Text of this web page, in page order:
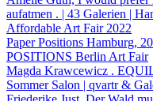
aufatmen . | 43 Galerien |
Affordable Art Fair 2022
Paper Positions Hamburg,
POSITIONS Berlin Art Fair
Magda Krawcewicz .
Sommer Salon | qvartr &